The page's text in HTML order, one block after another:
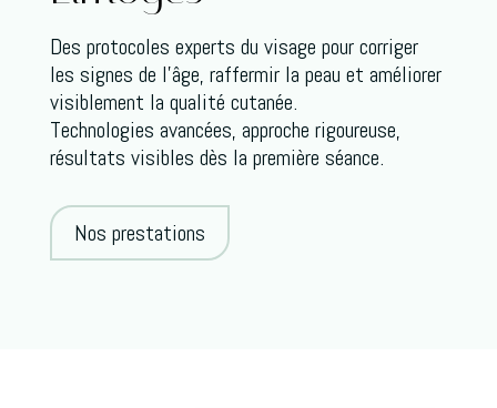
Des protocoles experts du visage pour corriger
les signes de l’âge, raffermir la peau et améliorer
visiblement la qualité cutanée.
Technologies avancées, approche rigoureuse,
résultats visibles dès la première séance.
Nos prestations